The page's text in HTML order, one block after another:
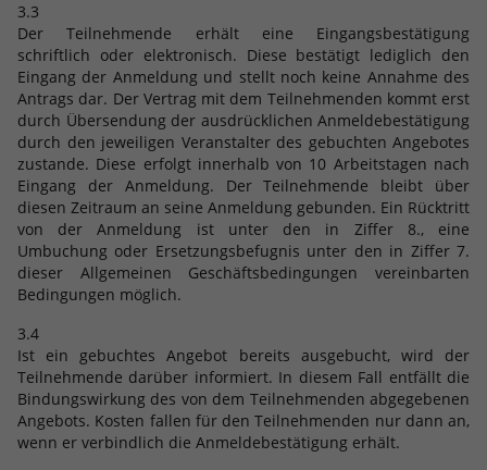
3.3
Der Teilnehmende erhält eine Eingangsbestätigung
schriftlich oder elektronisch. Diese bestätigt lediglich den
Eingang der Anmeldung und stellt noch keine Annahme des
Antrags dar. Der Vertrag mit dem Teilnehmenden kommt erst
durch Übersendung der ausdrücklichen Anmeldebestätigung
durch den jeweiligen Veranstalter des gebuchten Angebotes
zustande. Diese erfolgt innerhalb von 10 Arbeitstagen nach
Eingang der Anmeldung. Der Teilnehmende bleibt über
diesen Zeitraum an seine Anmeldung gebunden. Ein Rücktritt
von der Anmeldung ist unter den in Ziffer 8., eine
Umbuchung oder Ersetzungsbefugnis unter den in Ziffer 7.
dieser Allgemeinen Geschäftsbedingungen vereinbarten
Bedingungen möglich.
3.4
Ist ein gebuchtes Angebot bereits ausgebucht, wird der
Teilnehmende darüber informiert. In diesem Fall entfällt die
Bindungswirkung des von dem Teilnehmenden abgegebenen
Angebots. Kosten fallen für den Teilnehmenden nur dann an,
wenn er verbindlich die Anmeldebestätigung erhält.
der Website geht. Die erhobenen Daten
umfassen die Anzahl der Besucher, die
Quelle, aus der sie stammen, und die
Seiten in anonymisierter Form.
Name _dc_gtm_UA-101278931-2
Anbieter Google Analytics
Laufzeit 1 Minute
Zweck
und nutzt dazu den DoubleClick des
Google Tag Manager, um die gezielte
Anzeigenplatzierung zu vereinfachen.